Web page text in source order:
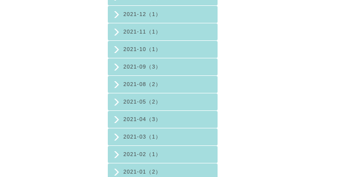
2021-12（1）
2021-11（1）
2021-10（1）
2021-09（3）
2021-08（2）
2021-05（2）
2021-04（3）
2021-03（1）
2021-02（1）
2021-01（2）